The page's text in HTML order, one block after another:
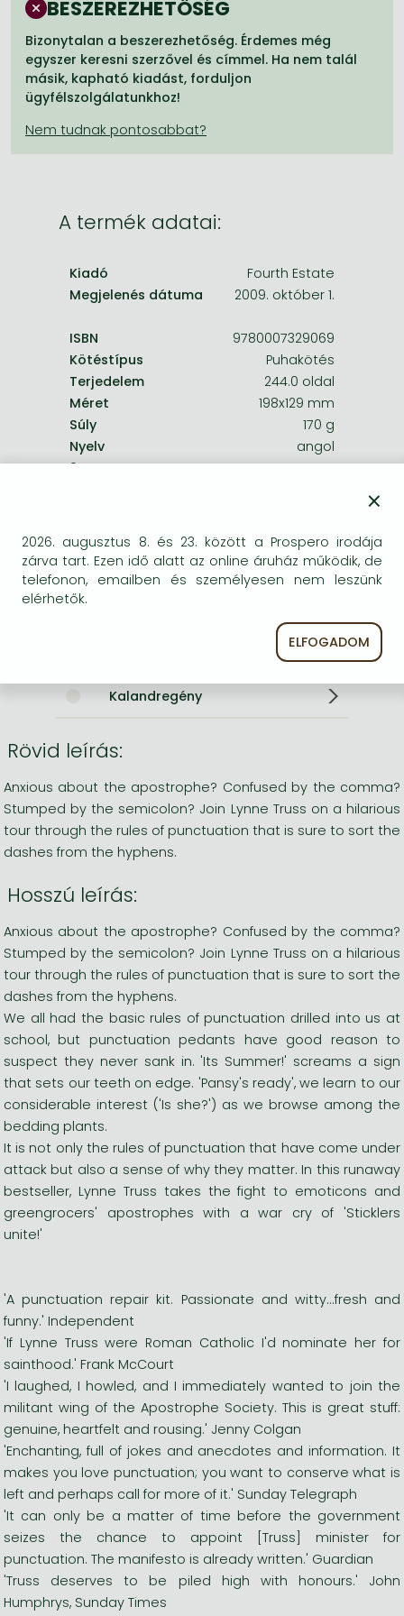
Frieren manga
Bleach manga
One-Punch Man manga
BESZEREZHETŐSÉG
Bizonytalan a beszerezhetőség. Érdemes még
egyszer keresni szerzővel és címmel. Ha nem talál
másik, kapható kiadást, forduljon
ügyfélszolgálatunkhoz!
A termék adatai:
Kiadó
Fourth Estate
Megjelenés dátuma
2009. október 1.
ISBN
9780007329069
Kötéstípus
Puhakötés
Terjedelem
244.0 oldal
Méret
198x129 mm
Súly
170 g
Nyelv
angol
0
Humoros kiskönyvek
Kalandregény
Rövid leírás:
Anxious about the apostrophe? Confused by the comma?
Stumped by the semicolon? Join Lynne Truss on a hilarious
tour through the rules of punctuation that is sure to sort the
dashes from the hyphens.
Hosszú leírás:
Anxious about the apostrophe? Confused by the comma?
Stumped by the semicolon? Join Lynne Truss on a hilarious
tour through the rules of punctuation that is sure to sort the
dashes from the hyphens.
We all had the basic rules of punctuation drilled into us at
school, but punctuation pedants have good reason to
suspect they never sank in. 'Its Summer!' screams a sign
that sets our teeth on edge. 'Pansy's ready', we learn to our
considerable interest ('Is she?') as we browse among the
bedding plants.
It is not only the rules of punctuation that have come under
attack but also a sense of why they matter. In this runaway
bestseller, Lynne Truss takes the fight to emoticons and
greengrocers' apostrophes with a war cry of 'Sticklers
unite!'
'A punctuation repair kit. Passionate and witty...fresh and
funny.' Independent
'If Lynne Truss were Roman Catholic I'd nominate her for
sainthood.' Frank McCourt
'I laughed, I howled, and I immediately wanted to join the
militant wing of the Apostrophe Society. This is great stuff:
genuine, heartfelt and rousing.' Jenny Colgan
'Enchanting, full of jokes and anecdotes and information. It
makes you love punctuation; you want to conserve what is
left and perhaps call for more of it.' Sunday Telegraph
'It can only be a matter of time before the government
seizes the chance to appoint [Truss] minister for
punctuation. The manifesto is already written.' Guardian
'Truss deserves to be piled high with honours.' John
Humphrys, Sunday Times
×
2026. augusztus 8. és 23. között a Prospero irodája
zárva tart. Ezen idő alatt az online áruház működik, de
telefonon, emailben és személyesen nem leszünk
elérhetők.
ELFOGADOM